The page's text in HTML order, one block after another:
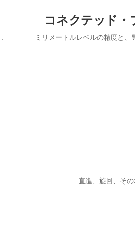
コネクテッド・
ミリメートルレベルの精度と
直進、旋回、そ